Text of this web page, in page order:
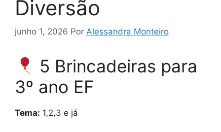
Diversão
junho 1, 2026 Por Alessandra Monteiro
5 Brincadeiras para
3º ano EF
Tema: 1,2,3 e já